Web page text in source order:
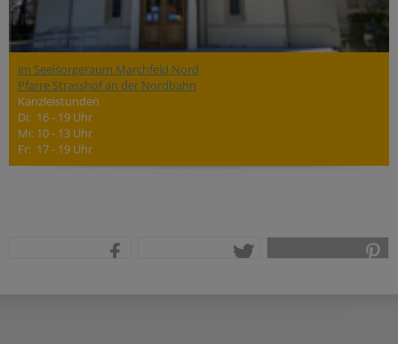
im Seelsorgeraum Marchfeld Nord
Pfarre Strasshof an der Nordbahn
Kanzleistunden
Di: 16 - 19 Uhr
Mi: 10 - 13 Uhr
Fr: 17 - 19 Uhr